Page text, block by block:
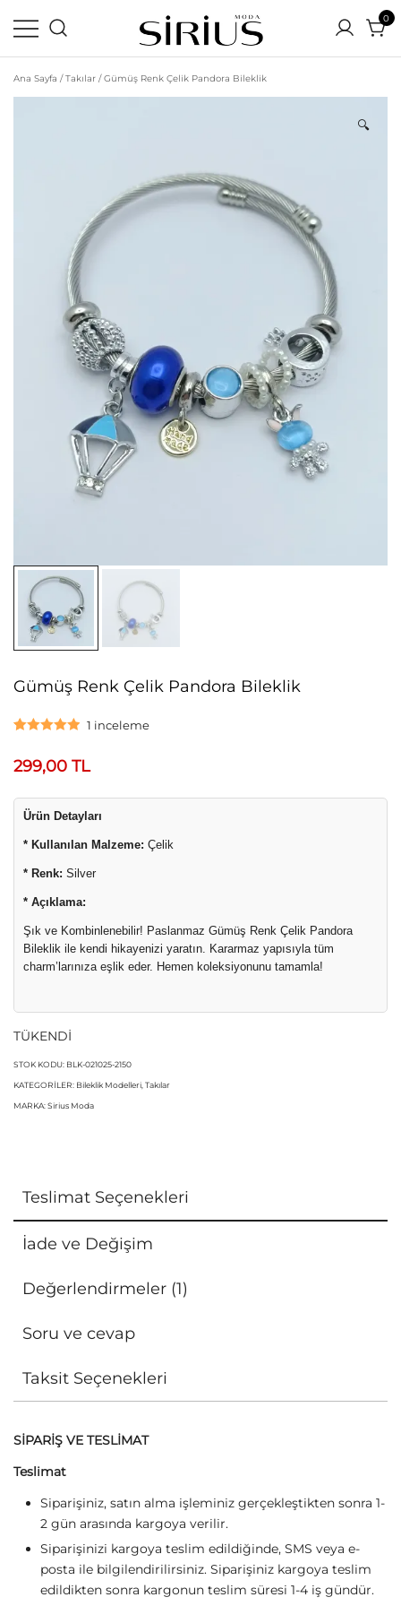
Uygun Fiyatlı Online Alışveriş
Ortamın En Parlak Yıldızı Siz Olun
0
Ana Sayfa /Takılar / Gümüş Renk Çelik Pandora Bileklik
🔍
Gümüş Renk Çelik Pandora Bileklik
puanına
üzerinden
5.00puan
aldı
1 inceleme
299,00 TL
Ürün Detayları
* Kullanılan Malzeme: Çelik
* Renk: Silver
* Açıklama:
Şık ve Kombinlenebilir! Paslanmaz Gümüş Renk Çelik Pandora
Bileklik ile kendi hikayenizi yaratın. Kararmaz yapısıyla tüm
charm’larınıza eşlik eder. Hemen koleksiyonunu tamamla!
TÜKENDİ
STOK KODU: BLK-021025-2150
KATEGORILER: Bileklik Modelleri Takılar
MARKA:Sirius Moda
Teslimat Seçenekleri
İade ve Değişim
Değerlendirmeler (1)
Soru ve cevap
Taksit Seçenekleri
SİPARİŞ VE TESLİMAT
Teslimat
Siparişiniz, satın alma işleminiz gerçekleştikten sonra 1-
2 gün arasında kargoya verilir.
Siparişinizi kargoya teslim edildiğinde, SMS veya e-
posta ile bilgilendirilirsiniz. Siparişiniz kargoya teslim
edildikten sonra kargonun teslim süresi 1-4 iş gündür.